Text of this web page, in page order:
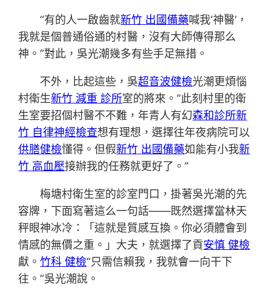
“有的人一啟齒就新竹 出國備藥喊我‘神醫’，
我就是個普通俗通的村醫，沒有大師傳得那么
神。”對此，吳光潮幾多有些手足無措。
不外，比起這些，吳超音波健檢光潮更煩惱
村衛生新竹 減重 診所室的將來。“此刻村里的衛
生室要招個村醫不不難，年青人有幻森和診所新
竹 自律神經檢查想有理想，選擇往年夜病院可以
供膳健檢懂得。但假新竹 出國備藥如能有小我新
竹 高血壓接辦我的任務就更好了。”
梅塘村衛生室的診室門口，掛著吳光潮的先
容牌，下面寫著這么一句話——既然選擇當林天
秤眼神冰冷：「這就是質感互換。你必須體會到
情感的無價之重。」大夫，就選擇了貢安慎 健檢
獻。竹科 健檢“只需信賴我，我就會一向干下
往。”吳光潮說。